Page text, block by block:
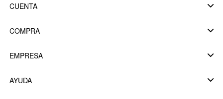
CUENTA
COMPRA
EMPRESA
AYUDA